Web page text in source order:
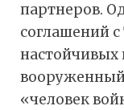
партнеров.
соглашений
настойчивых
«человек